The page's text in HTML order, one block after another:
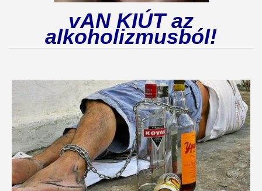
vAN KIÚT az
alkoholizmusból!